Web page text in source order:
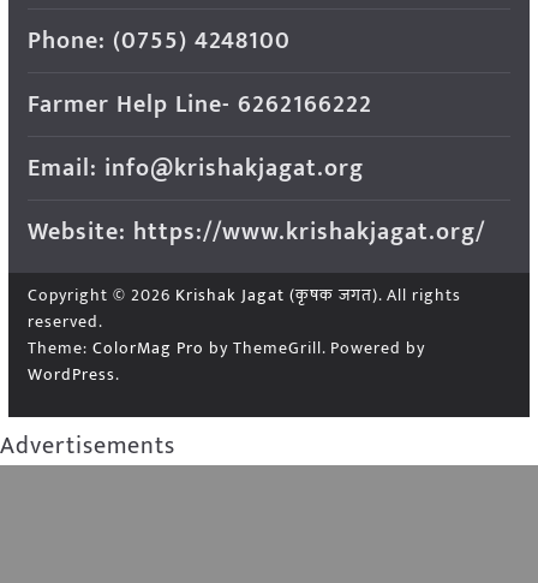
Phone: (0755) 4248100
Farmer Help Line- 6262166222
Email: info@krishakjagat.org
Website: https://www.krishakjagat.org/
Copyright © 2026 Krishak Jagat (कृषक जगत). All rights
reserved.
Theme: ColorMag Pro by ThemeGrill. Powered by
WordPress.
Advertisements